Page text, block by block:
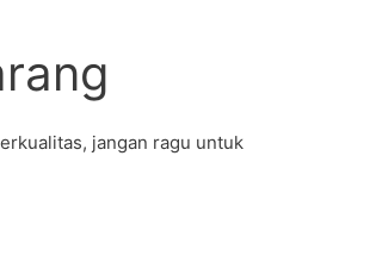
jangan ragu untuk